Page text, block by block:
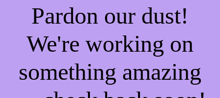
Pardon our dust!
We're working on
something amazing